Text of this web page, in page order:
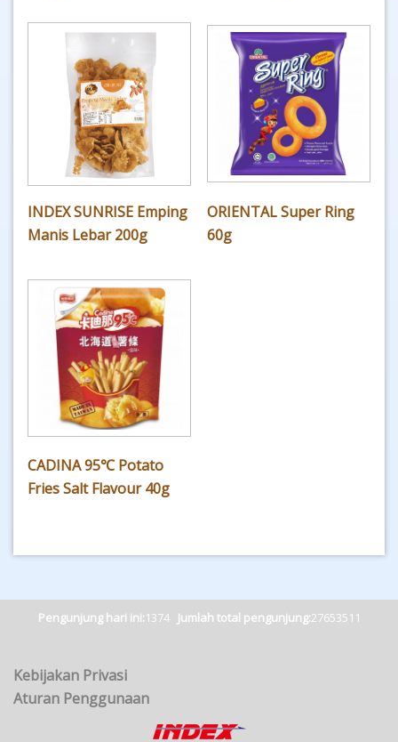
INDEX SUNRISE Emping
Manis Lebar 200g
ORIENTAL Super Ring
60g
CADINA 95℃ Potato
Fries Salt Flavour 40g
Pengunjung hari ini:1374 Jumlah total pengunjung:27653511
Kebijakan Privasi
Aturan Penggunaan